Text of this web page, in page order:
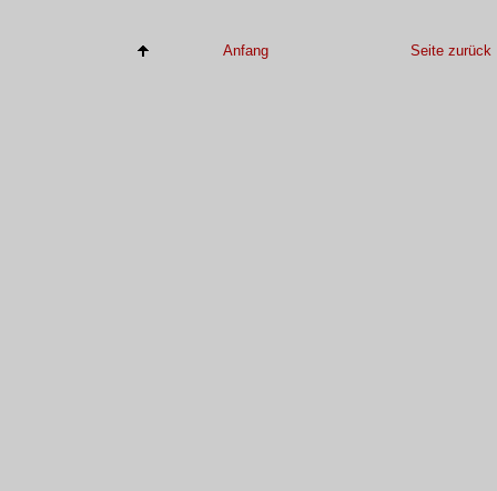
Anfang Seite zurück